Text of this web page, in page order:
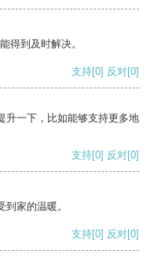
得到及时解决。
支持[0] 反对[0]
升一下，比如能够支持更多地
支持[0] 反对[0]
家的温暖。
支持[0] 反对[0]